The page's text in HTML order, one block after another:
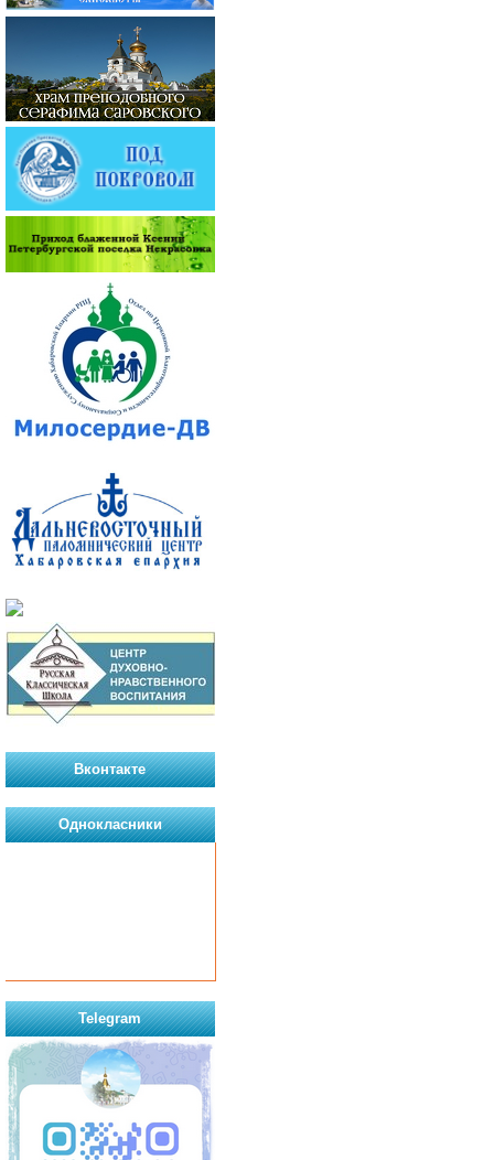
Вконтакте
Однокласники
Telegram